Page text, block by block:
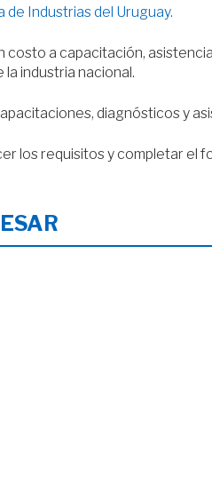
de Industrias del Uruguay.
costo a capacitación,
industria nacional.
diagnósticos y
los requisitos y completar el